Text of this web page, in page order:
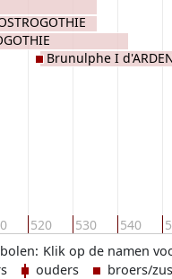
520 530 540
Brunulphe I
Klik op de namen
ouders broers/